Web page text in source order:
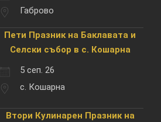
Габрово
Пети Празник на Баклавата и
Селски събор в с. Кошарна
5 сеп. 26
с. Кошарна
Втори Кулинарен Празник на